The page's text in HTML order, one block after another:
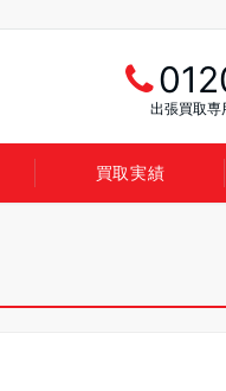
出張買取専
買取実績